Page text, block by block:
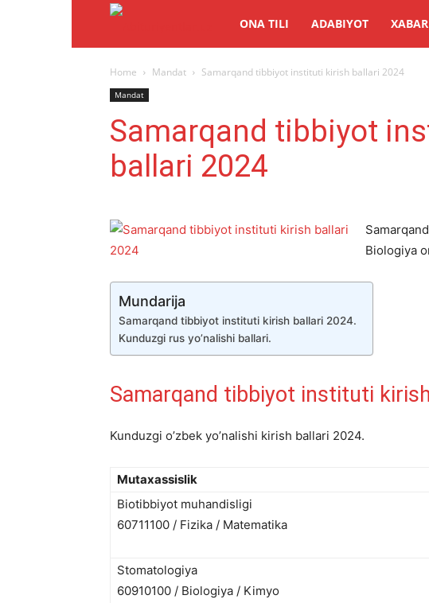
Abituriyentlar.uz
ONA TILI ADABIYOT
Home Mandat Samarqand tibbiyot instituti kirish ballari 2024
Mandat
Samarqand tibbiyot
ballari 2024
Biologiya
Mundarija
Samarqand tibbiyot instituti kirish ballari 2024.
Kunduzgi rus yo’nalishi ballari.
Samarqand tibbiyot instituti
Kunduzgi o’zbek yo’nalishi kirish ballari 2024.
Mutaxassislik
Biotibbiyot muhandisligi
60711100 / Fizika / Matematika
Stomatologiya
60910100 / Biologiya / Kimyo